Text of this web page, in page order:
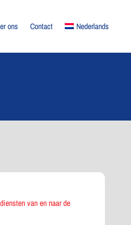
ons Contact Nederlands
van en naar de